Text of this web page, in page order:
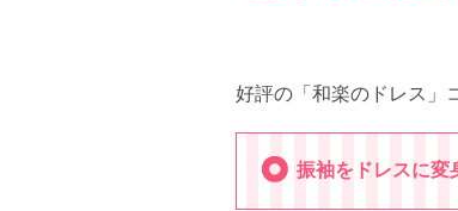
好評の「和楽のドレス」
振袖をドレスに変